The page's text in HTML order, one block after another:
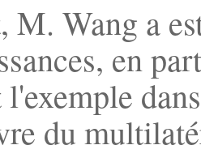
M. Wang a
en
du